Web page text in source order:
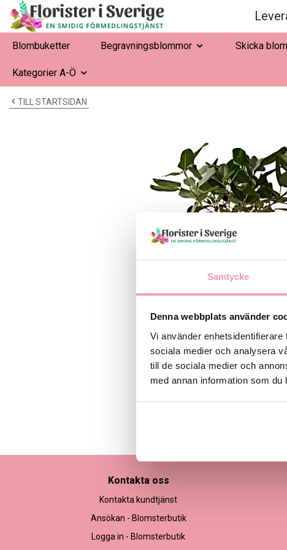
Samtycke
Denna webbplats använder
Vi använder
sociala medier och analysera
till de sociala medier och
med annan information som
Blombuketter Begravningsblommor Skicka
Kategorier A-Ö
TILL STARTSIDAN
Kontakta oss
Kontakta kundtjänst
Ansökan - Blomsterbutik
Logga in - Blomsterbutik